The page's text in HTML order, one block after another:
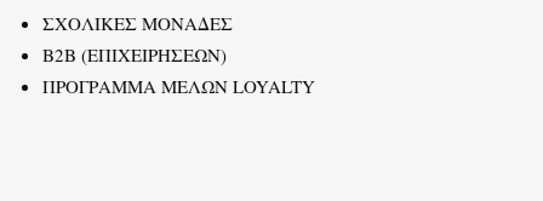
ΣΧΟΛΙΚΕΣ ΜΟΝΑΔΕΣ
B2B (ΕΠΙΧΕΙΡΗΣΕΩΝ)
ΠΡΟΓΡΑΜΜΑ ΜΕΛΩΝ LOYALTY